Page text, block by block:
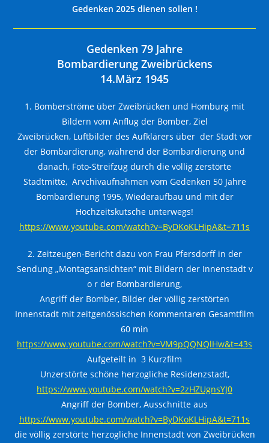
Gedenken 2025 dienen sollen !
Gedenken 79 Jahre
Bombardierung Zweibrückens
14.März 1945
1. Bomberströme über Zweibrücken und Homburg mit
Bildern vom Anflug der Bomber, Ziel
Zweibrücken, Luftbilder des Aufklärers über der Stadt vor
der Bombardierung, während der Bombardierung und
danach, Foto-Streifzug durch die völlig zerstörte
Stadtmitte, Arvchivaufnahmen vom Gedenken 50 Jahre
Bombardierung 1995, Wiederaufbau und mit der
Hochzeitskutsche unterwegs!
https://www.youtube.com/watch?v=ByDKoKLHipA&t=711s
2. Zeitzeugen-Bericht dazu von Frau Pfersdorff in der
Sendung „Montagsansichten“ mit Bildern der Innenstadt v
o r der Bombardierung,
Angriff der Bomber, Bilder der völlig zerstörten
Innenstadt mit zeitgenössischen Kommentaren Gesamtfilm
60 min
https://www.youtube.com/watch?v=VM9pQQNQlHw&t=43s
Aufgeteilt in 3 Kurzfilm
Unzerstörte schöne herzogliche Residenzstadt,
https://www.youtube.com/watch?v=2zHZUgnsYJ0
Angriff der Bomber, Ausschnitte aus
https://www.youtube.com/watch?v=ByDKoKLHipA&t=711s
die völlig zerstörte herzogliche Innenstadt von Zweibrücken